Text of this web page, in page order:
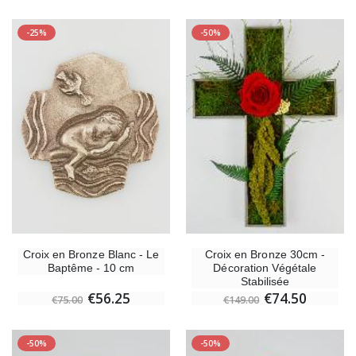
-25%
Croix en Bronze Blanc - Le
Baptême - 10 cm
€75.00 €56.25
-50%
Croix en Bronze 30cm -
Décoration Végétale
Stabilisée
€149.00 €74.50
-50% -50%
€23.00 €4.90